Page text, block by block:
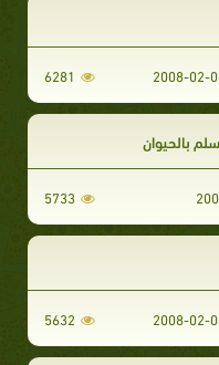
6281
بالحيوان
5733
5632